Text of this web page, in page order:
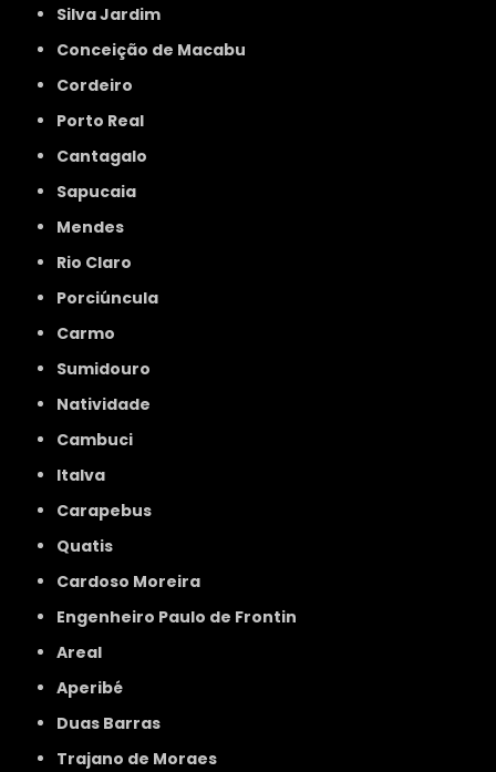
Silva Jardim
Conceição de Macabu
Cordeiro
Porto Real
Cantagalo
Sapucaia
Mendes
Rio Claro
Porciúncula
Carmo
Sumidouro
Natividade
Cambuci
Italva
Carapebus
Quatis
Cardoso Moreira
Engenheiro Paulo de Frontin
Areal
Aperibé
Duas Barras
Trajano de Moraes